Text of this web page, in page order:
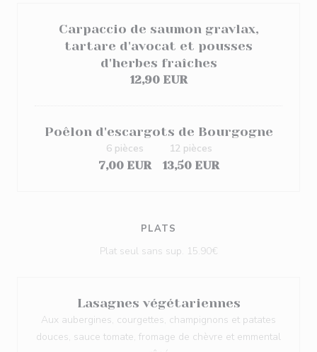
Carpaccio de saumon gravlax,
tartare d'avocat et pousses
d'herbes fraîches
12,90 EUR
Poêlon d'escargots de Bourgogne
7,00 EUR
6 pièces
13,50 EUR
12 pièces
PLATS
Plat seul sans sup. 15.90€
Lasagnes végétariennes
Aux aubergines, courgettes, champignons et patates
douces, sauce tomate, fromage de chèvre et emmental